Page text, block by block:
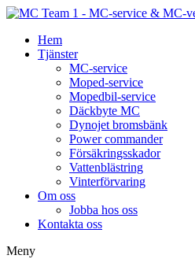
Hem
Tjänster
MC-service
Moped-service
Mopedbil-service
Däckbyte MC
Dynojet bromsbänk
Power commander
Försäkringsskador
Vattenblästring
Vinterförvaring
Om oss
Jobba hos oss
Kontakta oss
Meny